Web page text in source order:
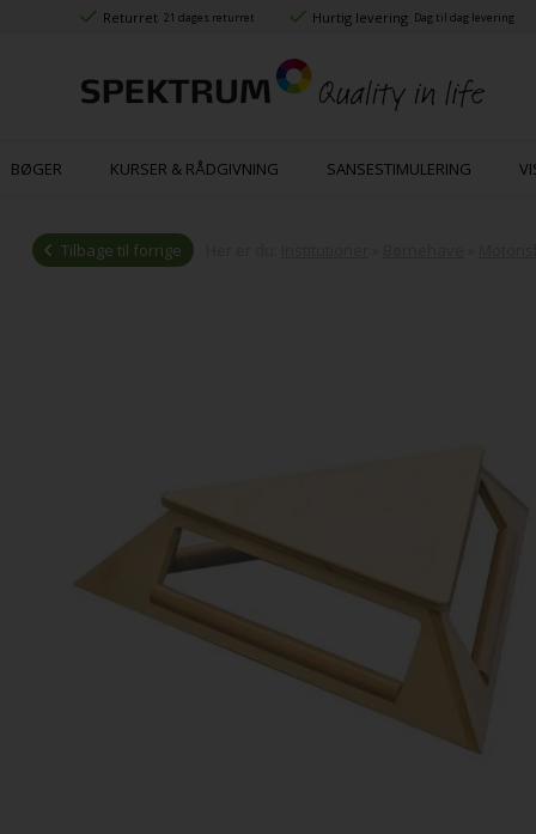
Returret 21 dages returret Hurtig levering Dag til dag levering
BØGER KURSER & RÅDGIVNING SANSESTIMULERING
Tilbage til forrige